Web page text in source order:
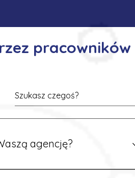
pracowników
agencję?
się z nami telefonicznie.